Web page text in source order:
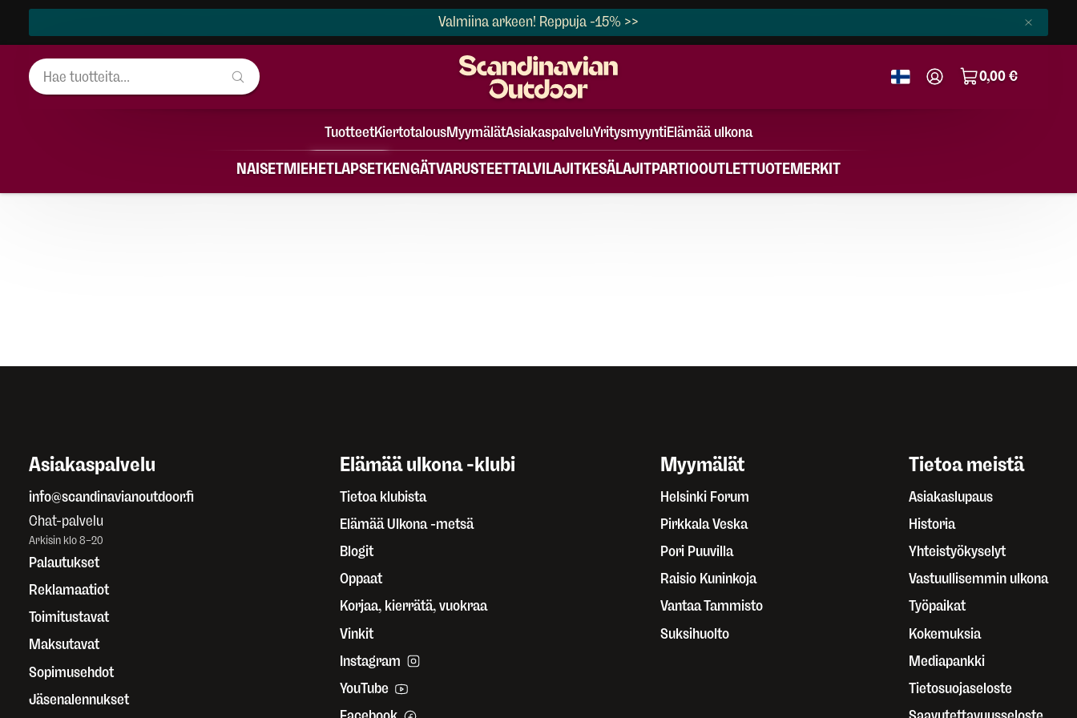
Valmiina arkeen! Reppuja -15% >>
0,00 €
TuotteetKiertotalousMyymälätAsiakaspalveluYritysmyyntiElämää ulkona
NAISETMIEHETLAPSETKENGÄTVARUSTEETTALVILAJITKESÄLAJITPARTIOOUTLETTUOTEMERKIT
Asiakaspalvelu
info@scandinavianoutdoor.fi
Chat-palvelu
Arkisin klo 8–20
Palautukset
Reklamaatiot
Toimitustavat
Maksutavat
Sopimusehdot
Jäsenalennukset
Elämää ulkona -klubi
Tietoa klubista
Elämää Ulkona -metsä
Blogit
Oppaat
Korjaa, kierrätä, vuokraa
Vinkit
Instagram
YouTube
Myymälät
Helsinki Forum
Pirkkala Veska
Pori Puuvilla
Raisio Kuninkoja
Vantaa Tammisto
Suksihuolto
Tietoa meistä
Asiakaslupaus
Historia
Yhteistyökyselyt
Vastuullisemmin ulkona
Työpaikat
Kokemuksia
Mediapankki
Tietosuojaseloste